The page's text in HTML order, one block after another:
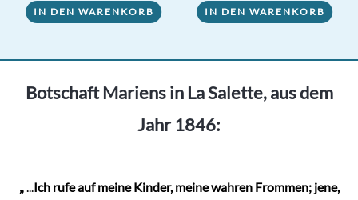
IN DEN WARENKORB IN DEN WARENKORB
Botschaft Mariens in La Salette, aus dem
Jahr 1846:
„...Ich rufe auf meine Kinder, meine wahren Frommen; jene,